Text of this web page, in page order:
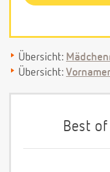
Übersicht:
Übersicht:
Best